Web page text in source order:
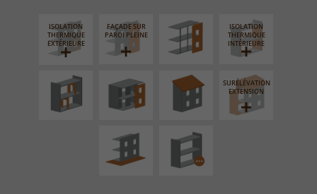
ISOLATION
THERMIQUE
EXTÉRIEURE
FAÇADE SUR
PAROI PLEINE
ISOLATION
THERMIQUE
INTÉRIEURE
RÉAMÉNAGEMENT
INTÉRIEUR
FERMETURE
LOGGIAS
RÉFECTION DES
TOITURES
SURÉLÉVATION
EXTENSION
AMÉNAGEMENT
EXTÉRIEUR
PROCÉDÉ
PARTICULIER